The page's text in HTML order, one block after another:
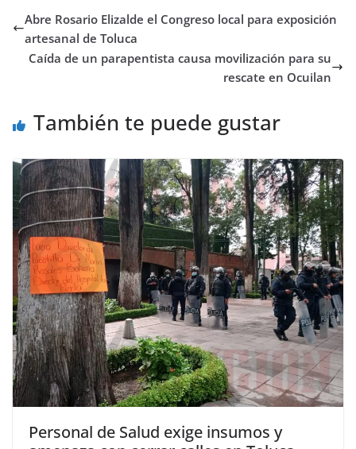
Abre Rosario Elizalde el Congreso local para exposición
artesanal de Toluca
Caída de un parapentista causa movilización para su
rescate en Ocuilan
También te puede gustar
Personal de Salud exige insumos y